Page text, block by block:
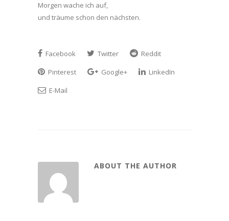
Morgen wache ich auf,
und träume schon den nächsten.
Facebook Twitter
Reddit
Pinterest
Google+
LinkedIn
E-Mail
ABOUT THE AUTHOR